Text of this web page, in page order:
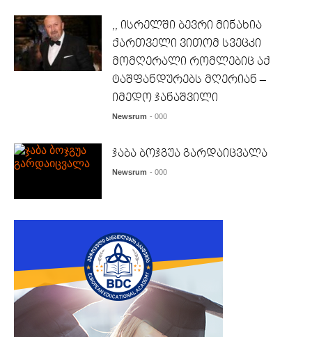
,, ისრელში ბევრი მინახია
ქართველი ვითომ სვეცკი
მომღერალი რომლებიც აქ
ტაშფანდურებს მღერიან –
იმედო ჯანაშვილი
Newsrum - 000
ჯაბა ბოჯგუა გარდაიცვალა
Newsrum - 000